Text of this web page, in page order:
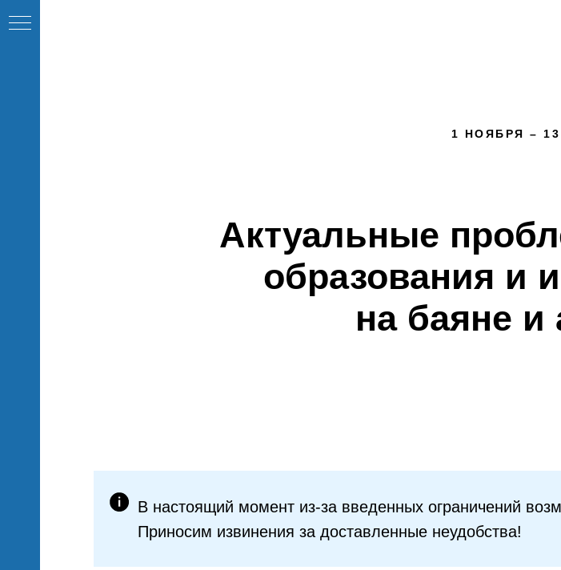
1 НОЯБРЯ –
Актуальные
образования и
на баяне и
В настоящий момент из-за введенных ограничений
Приносим извинения за доставленные неудобства!